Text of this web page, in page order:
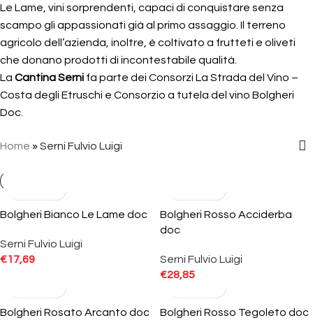
Le Lame, vini sorprendenti, capaci di conquistare senza
scampo gli appassionati già al primo assaggio. Il terreno
agricolo dell’azienda, inoltre, è coltivato a frutteti e oliveti
che donano prodotti di incontestabile qualità.
La Cantina Serni fa parte dei Consorzi La Strada del Vino –
Costa degli Etruschi e Consorzio a tutela del vino Bolgheri
Doc.
Home » Serni Fulvio Luigi
Bolgheri Bianco Le Lame doc
Serni Fulvio Luigi
€17,69
Bolgheri Rosso Acciderba
doc
Serni Fulvio Luigi
€28,85
Bolgheri Rosato Arcanto doc Bolgheri Rosso Tegoleto doc